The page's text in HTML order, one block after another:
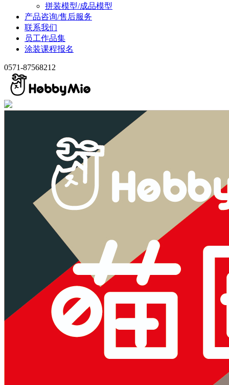
拼装模型/成品模型
产品咨询/售后服务
联系我们
员工作品集
涂装课程报名
0571-87568212